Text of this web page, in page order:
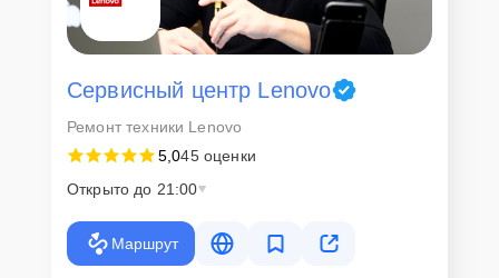
Сервисный центр Lenovo
Ремонт техники Lenovo
5,045 оценки
Открыто до 21:00
Маршрут